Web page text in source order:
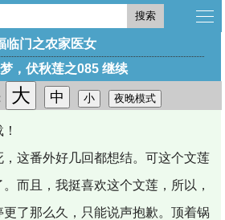
搜索
临门之农家医女
，伏秋莲之085 继续
大 中 小 夜晚模式
这番外好几回都想结。可这个文莲
而且，我挺喜欢这个文莲，所以，
了那么久，只能说声抱歉。顶着锅